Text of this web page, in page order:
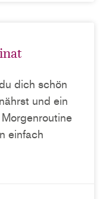
dich schön
und ein
einfach